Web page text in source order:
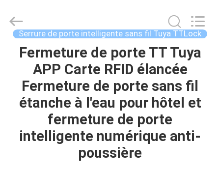
MAISON
PRODUITS
VANSHUI
ENTERPRISE
COMPANY
LIMITED.
Reserved.
Serrure de porte intelligente sans fil Tuya TTLock
Fermeture de porte TT Tuya
APP Carte RFID élancée
Fermeture de porte sans fil
étanche à l'eau pour hôtel et
fermeture de porte
intelligente numérique anti-
poussière